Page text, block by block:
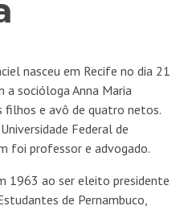
nasceu em Recife no dia 21
a socióloga Anna Maria
filhos e avô de quatro netos.
Federal de
foi professor e advogado.
1963 ao ser eleito presidente
de Pernambuco,